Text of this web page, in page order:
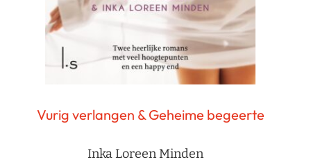
Vurig verlangen & Geheime begeerte
Inka Loreen Minden